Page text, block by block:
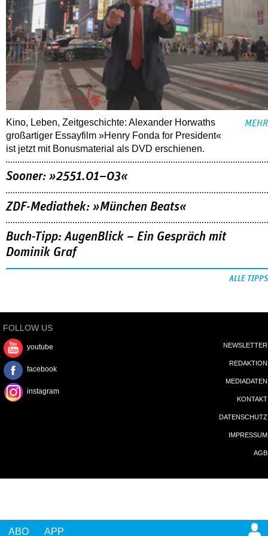
ABO APP
Kino, Leben, Zeitgeschichte: Alexander Horwaths
großartiger Essayfilm »Henry Fonda for President«
ist jetzt mit Bonusmaterial als DVD erschienen.
MEHR
Sooner: »2551.01–03«
ZDF-Mediathek: »München Beats«
Buch-Tipp: AugenBlick – Ein Gespräch mit
Dominik Graf
ALLE TIPPS
FOLLOW US
youtube
facebook
instagram
NEWSLETTER
REDAKTION
MEDIADATEN
KONTAKT
DATENSCHUTZ
IMPRESSUM
AGB